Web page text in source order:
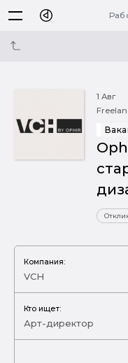
1 Авг
Компания:
VCH
Кто ищет:
Арт-директор